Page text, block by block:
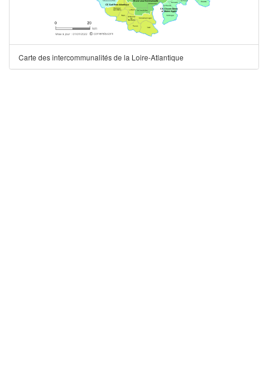
Carte des intercommunalités de la Loire-Atlantique